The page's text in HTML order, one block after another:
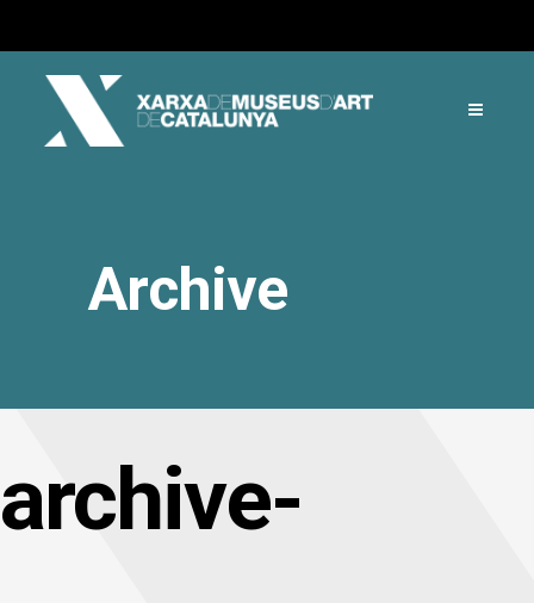
Archive
archive-